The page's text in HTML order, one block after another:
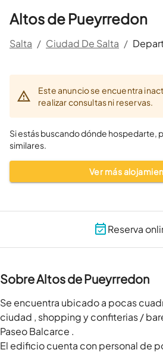
Altos de Pueyrredon
Salta / Ciudad De Salta /
Este anuncio se encuentra
realizar consultas ni reservas.
Si estás buscando dónde hospedarte,
similares.
Ver más
Reserva
Sobre Altos de Pueyrredon
Se encuentra ubicado a pocas
ciudad , shopping y confiterias /
Paseo Balcarce .
El edificio cuenta con personal de